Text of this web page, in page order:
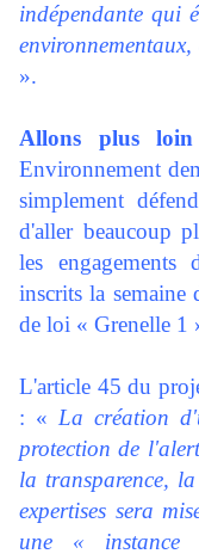
indépendante qui
».
Allons plus
Environnement
simplement
d'aller beaucoup
les engagements
inscrits la semaine
de loi « Grenelle 1
L'article 45 du
: « La création
protection de
la transparence,
expertises sera
une « instance